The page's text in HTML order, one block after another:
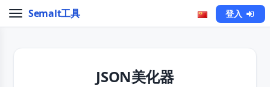
Semalt工具 登入
JSON美化器